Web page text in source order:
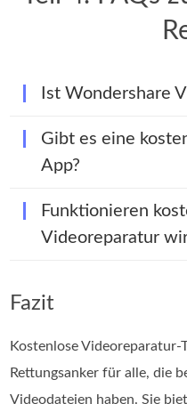
Ist Wondershare
Gibt es eine
App?
Funktionieren
Videoreparatur
Fazit
Kostenlose Videoreparatur-
Rettungsanker für alle, die
Videodateien haben. Sie